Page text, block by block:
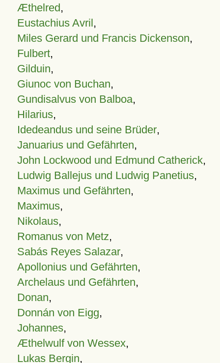
Æthelred,
Eustachius Avril,
Miles Gerard und Francis Dickenson,
Fulbert,
Gilduin,
Giunoc von Buchan,
Gundisalvus von Balboa,
Hilarius,
Idedeandus und seine Brüder,
Januarius und Gefährten,
John Lockwood und Edmund Catherick,
Ludwig Ballejus und Ludwig Panetius,
Maximus und Gefährten,
Maximus,
Nikolaus,
Romanus von Metz,
Sabás Reyes Salazar,
Apollonius und Gefährten,
Archelaus und Gefährten,
Donan,
Donnán von Eigg,
Johannes,
Æthelwulf von Wessex,
Lukas Bergin,